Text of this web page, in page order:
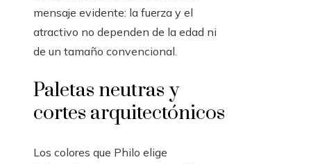
mensaje evidente: la fuerza y el
atractivo no dependen de la edad ni
de un tamaño convencional.
Paletas neutras y
cortes arquitectónicos
Los colores que Philo elige